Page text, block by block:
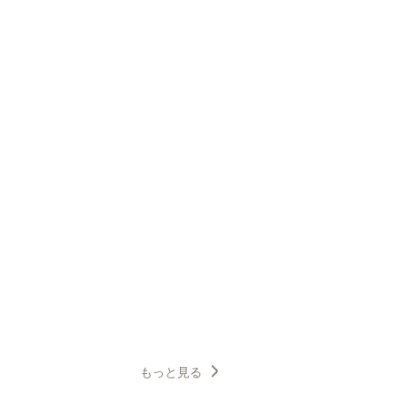
もっと見る